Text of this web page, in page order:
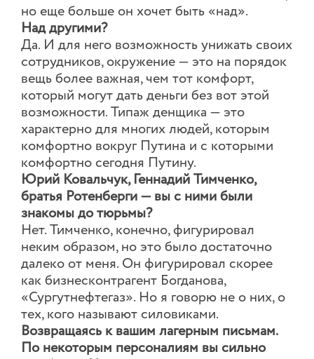
но еще больше он хочет быть «над».
Над другими?
Да. И для него возможность унижать своих
сотрудников, окружение — это на порядок
вещь более важная, чем тот комфорт,
который могут дать деньги без вот этой
возможности. Типаж денщика — это
характерно для многих людей, которым
комфортно вокруг Путина и с которыми
комфортно сегодня Путину.
Юрий Ковальчук, Геннадий Тимченко,
братья Ротенберги — вы с ними были
знакомы до тюрьмы?
Нет. Тимченко, конечно, фигурировал
неким образом, но это было достаточно
далеко от меня. Он фигурировал скорее
как бизнесконтрагент Богданова,
«Сургутнефтегаз». Но я говорю не о них, о
тех, кого называют силовиками.
Возвращаясь к вашим лагерным письмам.
По некоторым персоналиям вы сильно